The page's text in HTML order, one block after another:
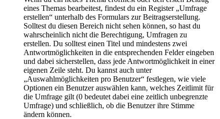
eines Themas bearbeitest, findest du ein Register „Umfrage
erstellen“ unterhalb des Formulars zur Beitragserstellung.
Solltest du diesen Bereich nicht sehen können, so hast du
wahrscheinlich nicht die Berechtigung, Umfragen zu
erstellen. Du solltest einen Titel und mindestens zwei
Antwortmöglichkeiten in die entsprechenden Felder eingeben
und dabei sicherstellen, dass jede Antwortmöglichkeit in einer
eigenen Zeile steht. Du kannst auch unter
„Auswahlmöglichkeiten pro Benutzer“ festlegen, wie viele
Optionen ein Benutzer auswählen kann, welches Zeitlimit für
die Umfrage gilt (0 bedeutet dabei eine zeitlich unbegrenzte
Umfrage) und schließlich, ob die Benutzer ihre Stimme
ändern können.